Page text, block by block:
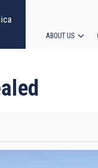
ABOUT US